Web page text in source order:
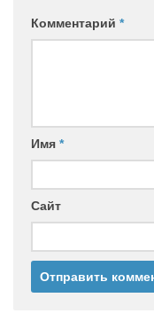
Комментарий *
Имя *
Сайт